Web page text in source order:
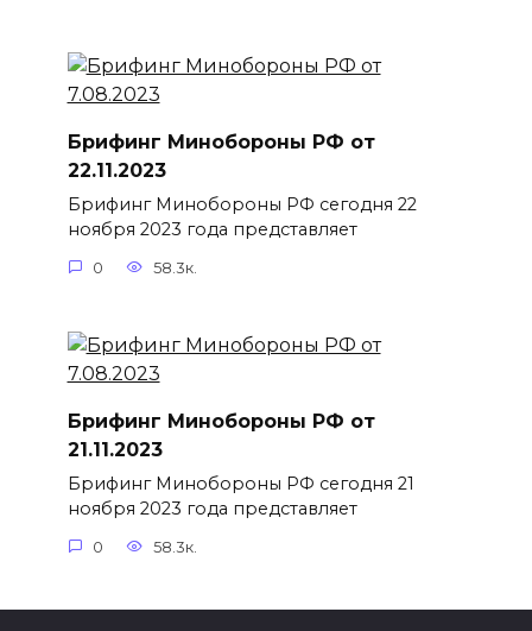
Брифинг Минобороны РФ от
22.11.2023
Брифинг Минобороны РФ сегодня 22
ноября 2023 года представляет
0 58.3к.
Брифинг Минобороны РФ от
21.11.2023
Брифинг Минобороны РФ сегодня 21
ноября 2023 года представляет
0 58.3к.